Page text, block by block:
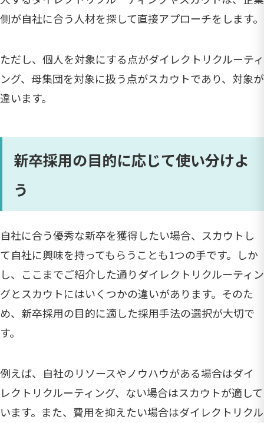
側が自社に合う人材を探して直接アプローチをします。
ただし、個人を対象にする点がダイレクトリクルーティ
ング、母集団を対象に扱う点がスカウトであり、対象が
違います。
新卒採用の目的に応じて使い分けよ
う
自社に合う優秀な新卒を獲得したい場合、スカウトし
て自社に興味を持ってもらうことも1つの手です。しか
し、ここまでご紹介した通りダイレクトリクルーティン
グとスカウトにはいくつかの違いがあります。そのた
め、新卒採用の目的に適した採用手法の選択が大切で
す。
例えば、自社のリソースやノウハウがある場合はダイ
レクトリクルーティング、ない場合はスカウトが適して
います。また、費用を抑えたい場合はダイレクトリクル